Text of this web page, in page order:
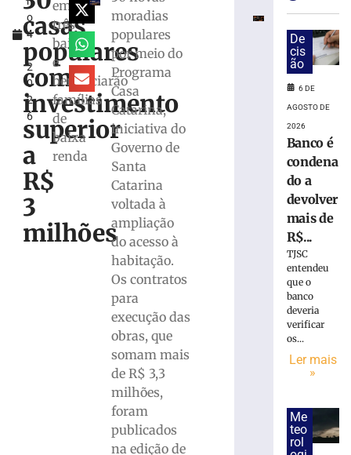
o
4
,
2
0
2
6
casas
populares
com
investimento
superior
a
R$
3
milhões
em
três
bairros
e
beneficiarão
famílias
de
baixa
renda
moradias
populares
por meio do
Programa
Casa
Catarina,
iniciativa do
Governo de
Santa
Catarina
voltada à
ampliação
do acesso à
habitação.
Os contratos
para
execução das
obras, que
somam mais
de R$ 3,3
milhões,
foram
publicados
na edição de
Copom
baixa
Sábado
programação
especial
De
cis
ão
6 DE
AGOSTO DE
2026
Banco é
condena
do a
devolver
mais de
R$...
TJSC
entendeu
que o
banco
deveria
verificar
os...
Ler mais
»
Me
teo
rol